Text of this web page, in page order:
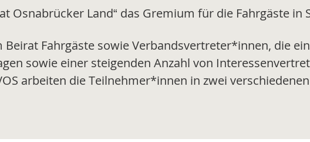
Osnabrücker Land“ das Gremium für die Fahrgäste
Fahrgäste sowie Verbandsvertreter*innen, die
sowie einer steigenden Anzahl von
arbeiten die Teilnehmer*innen in zwei